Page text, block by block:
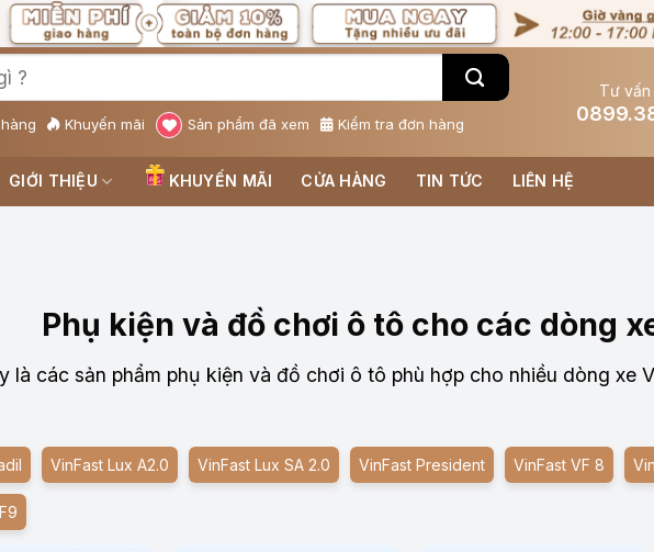
Khuyến mãi Sản phẩm đã xem Kiểm tra đơn hàng
Tư
GIỚI THIỆU KHUYẾN MÃI CỬA HÀNG TIN TỨC LIÊN HỆ
Phụ kiện và đồ chơi ô tô cho các dòng
là các sản phẩm phụ kiện và đồ chơi ô tô phù hợp cho nhiều dòng xe
VinFast Lux A2.0 VinFast Lux SA 2.0 VinFast President VinFast VF 8